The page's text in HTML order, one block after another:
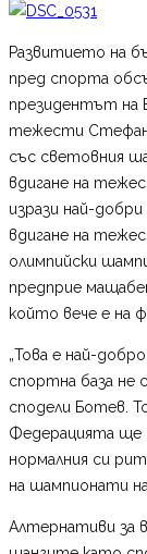
Развитието на
пред спорта
президентът на
тежести Стефан
със световния
вдигане на
изрази най-
вдигане на
олимпийски
предприе
който вече е на
„Това е най-
спортна база не
сподели Ботев.
Федерацията ще
нормалния си
на шампионати
Алтернативи за